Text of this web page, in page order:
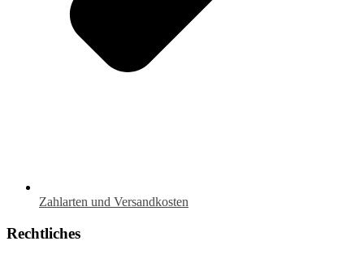
Zahlarten und Versandkosten
Rechtliches